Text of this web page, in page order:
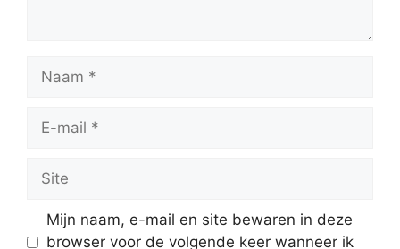
Naam
Site
Mijn naam, e-mail en site bewaren in deze
browser voor de volgende keer wanneer ik